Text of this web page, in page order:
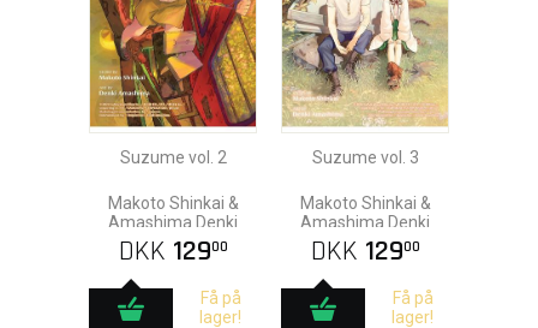
Suzume vol. 2
Makoto Shinkai &
Amashima Denki
DKK 12900
Få på
lager!
Suzume vol. 3
Makoto Shinkai &
Amashima Denki
DKK 12900
Få på
lager!